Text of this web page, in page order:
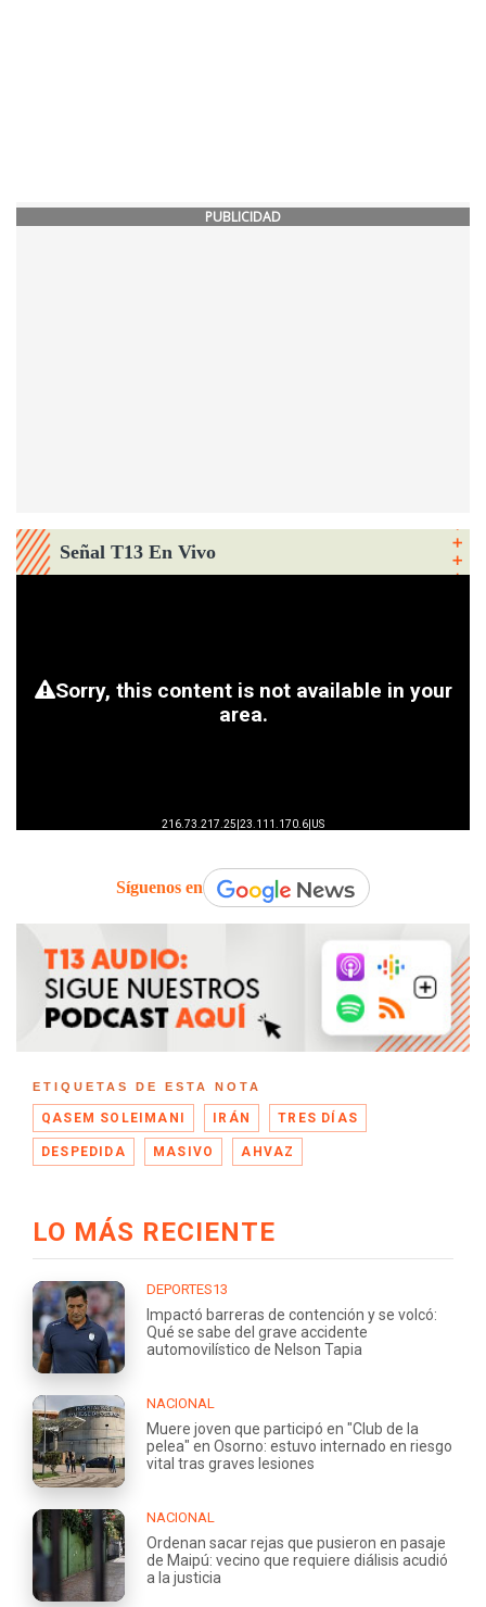
PUBLICIDAD
Señal T13 En Vivo
Síguenos en
ETIQUETAS DE ESTA NOTA
QASEM SOLEIMANI IRÁN TRES DÍAS
DESPEDIDA MASIVO AHVAZ
LO MÁS RECIENTE
DEPORTES13
Impactó barreras de contención y se volcó:
Qué se sabe del grave accidente
automovilístico de Nelson Tapia
NACIONAL
Muere joven que participó en "Club de la
pelea" en Osorno: estuvo internado en riesgo
vital tras graves lesiones
NACIONAL
Ordenan sacar rejas que pusieron en pasaje
de Maipú: vecino que requiere diálisis acudió
a la justicia